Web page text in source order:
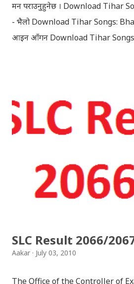
मन पराउनुहुनेछ । Download Tihar
- भैलो Download Tihar Songs:
आइन आँगन Download Tihar
(Deusi,Bhailo)/ तिहार धुन(देउसी
गरिएका गितसंगितहरु व्यावसायिक
गर्दछौँ । इन्टरनेटमा भेटिएका गितहरुलाई
सर्जक हुनुहुन्छ र गित संगित यहाँबाट
गराउनुहोला । फेरी एकपटक शुभ
शुभकामना व्यक्त गर्दछौँ ।
SLC Result 2066/
Aakar July 03, 2010
The Office of the Controller of